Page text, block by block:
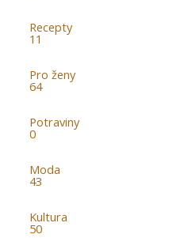
Recepty
11
Pro ženy
64
Potraviny
0
Moda
43
Kultura
50